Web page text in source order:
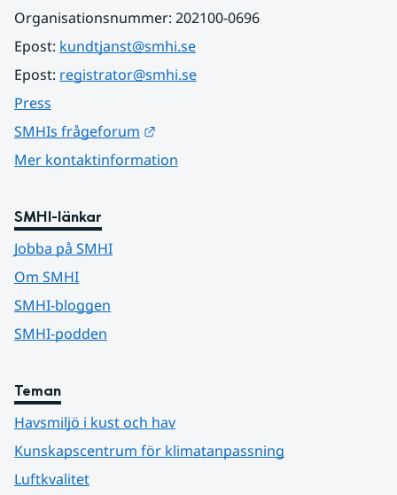
Organisationsnummer: 202100-0696
Epost: kundtjanst@smhi.se
Epost: registrator@smhi.se
Press
SMHIs frågeforum
Mer kontaktinformation
SMHI-länkar
Jobba på SMHI
Om SMHI
SMHI-bloggen
SMHI-podden
Teman
Havsmiljö i kust och hav
Kunskapscentrum för klimatanpassning
Luftkvalitet